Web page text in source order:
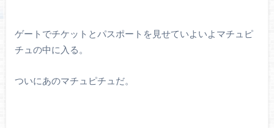
ゲートでチケットとパスポートを見せていよいよマチュピ
チュの中に入る。
ついにあのマチュピチュだ。